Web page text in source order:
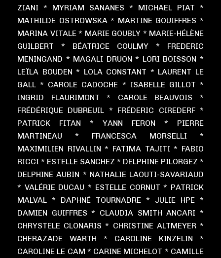
ZIANI * MYRIAM SANANES * MICHAEL PIAT *
MATHILDE OSTROWSKA * MARTINE GOUIFFRES *
MARINA VITALE * MARIE GOUBLY * MARIE-HÉLÈNE
GUILBERT * BÉATRICE COULMY * FREDERIC
MENINGAND * MAGALI DRUON * LORI BOISSON *
LEÏLA BOUDEN * LOLA CONSTANT * LAURENT LE
GALL * CAROLE CADOCHE * ISABELLE GILLOT *
INGRID FLAURIMONT * CAROLE BEAUVOIS *
FRÉDÉRIQUE DUBREUIL * FRÉDERIC CIREDERF *
PATRICK FITAN * YANN FERON * PIERRE
MARTINEAU * FRANCESCA MORSELLI *
MAXIMILIEN RIVALLIN * FATIMA TAJITI * FABIO
RICCI * ESTELLE SANCHEZ * DELPHINE PILORGEZ *
DELPHINE AUBIN * NATHALIE LAOUTI-SAVARIAUD
* VALÉRIE DUCAU * ESTELLE CORNUT * PATRICK
MALVAL * DAPHNÉ TOURNADRE * JULIE HPE *
DAMIEN GUIFFRES * CLAUDIA SMITH ANCARI *
CHRYSTELE CLONARIS * CHRISTINE ALTMEYER *
CHERAZADE WARTH * CAROLINE KINZELIN *
CAROLINE LE CAM * CARINE MICHELOT * CAMILLE